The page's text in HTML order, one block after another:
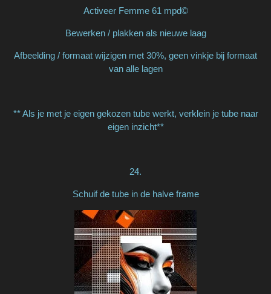
Activeer Femme 61 mpd©
Bewerken / plakken als nieuwe laag
Afbeelding / formaat wijzigen met 30%, geen vinkje bij formaat
van alle lagen
** Als je met je eigen gekozen tube werkt, verklein je tube naar
eigen inzicht**
24.
Schuif de tube in de halve frame